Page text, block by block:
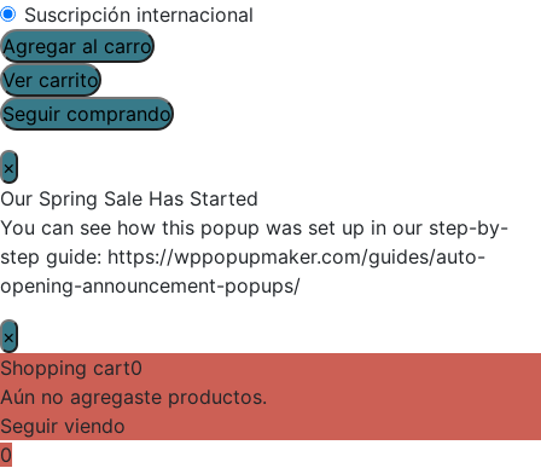
Suscripción internacional
Agregar al carro
Ver carrito
Seguir comprando
×
Our Spring Sale Has Started
You can see how this popup was set up in our step-by-
step guide: https://wppopupmaker.com/guides/auto-
opening-announcement-popups/
×
Shopping cart0
Aún no agregaste productos.
Seguir viendo
0